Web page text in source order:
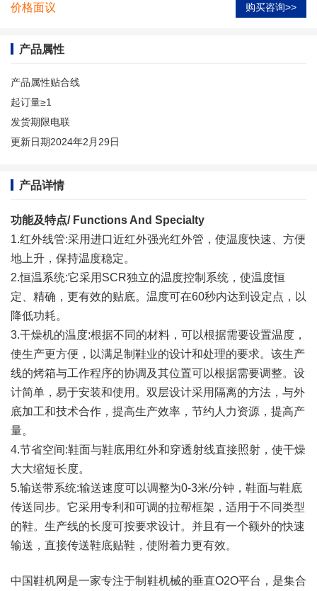
价格面议 购买咨询>>
产品属性
产品属性贴合线
起订量≥1
发货期限电联
更新日期2024年2月29日
产品详情
功能及特点/ Functions And Specialty
1.红外线管:采用进口近红外强光红外管，使温度快速、方便
地上升，保持温度稳定。
2.恒温系统:它采用SCR独立的温度控制系统，使温度恒
定、精确，更有效的贴底。温度可在60秒内达到设定点，以
降低功耗。
3.干燥机的温度:根据不同的材料，可以根据需要设置温度，
使生产更方便，以满足制鞋业的设计和处理的要求。该生产
线的烤箱与工作程序的协调及其位置可以根据需要调整。设
计简单，易于安装和使用。双层设计采用隔离的方法，与外
底加工和技术合作，提高生产效率，节约人力资源，提高产
量。
4.节省空间:鞋面与鞋底用红外和穿透射线直接照射，使干燥
大大缩短长度。
5.输送带系统:输送速度可以调整为0-3米/分钟，鞋面与鞋底
传送同步。它采用专利和可调的拉帮框架，适用于不同类型
的鞋。生产线的长度可按要求设计。并且有一个额外的快速
输送，直接传送鞋底贴鞋，使附着力更有效。
中国鞋机网是一家专注于制鞋机械的垂直O2O平台，是集合